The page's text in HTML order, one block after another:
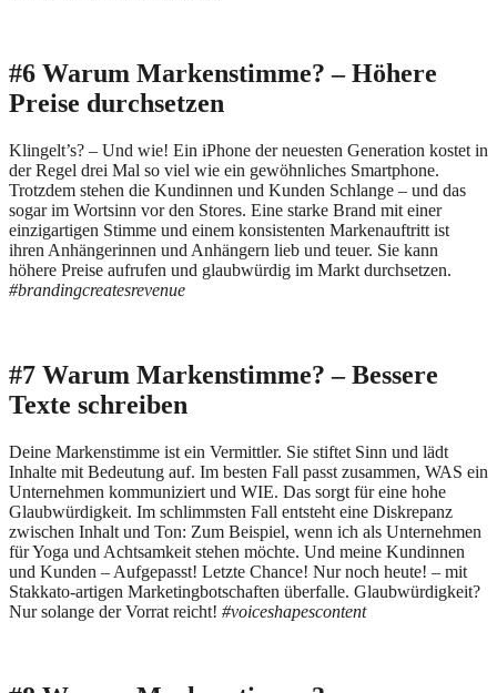
#6 Warum Markenstimme? – Höhere
Preise durchsetzen
Klingelt’s? – Und wie! Ein iPhone der neuesten Generation kostet in
der Regel drei Mal so viel wie ein gewöhnliches Smartphone.
Trotzdem stehen die Kundinnen und Kunden Schlange – und das
sogar im Wortsinn vor den Stores. Eine starke Brand mit einer
einzigartigen Stimme und einem konsistenten Markenauftritt ist
ihren Anhängerinnen und Anhängern lieb und teuer. Sie kann
höhere Preise aufrufen und glaubwürdig im Markt durchsetzen.
#brandingcreatesrevenue
#7 Warum Markenstimme? – Bessere
Texte schreiben
Deine Markenstimme ist ein Vermittler. Sie stiftet Sinn und lädt
Inhalte mit Bedeutung auf. Im besten Fall passt zusammen, WAS ein
Unternehmen kommuniziert und WIE. Das sorgt für eine hohe
Glaubwürdigkeit. Im schlimmsten Fall entsteht eine Diskrepanz
zwischen Inhalt und Ton: Zum Beispiel, wenn ich als Unternehmen
für Yoga und Achtsamkeit stehen möchte. Und meine Kundinnen
und Kunden – Aufgepasst! Letzte Chance! Nur noch heute! – mit
Stakkato-artigen Marketingbotschaften überfalle. Glaubwürdigkeit?
Nur solange der Vorrat reicht! #voiceshapescontent